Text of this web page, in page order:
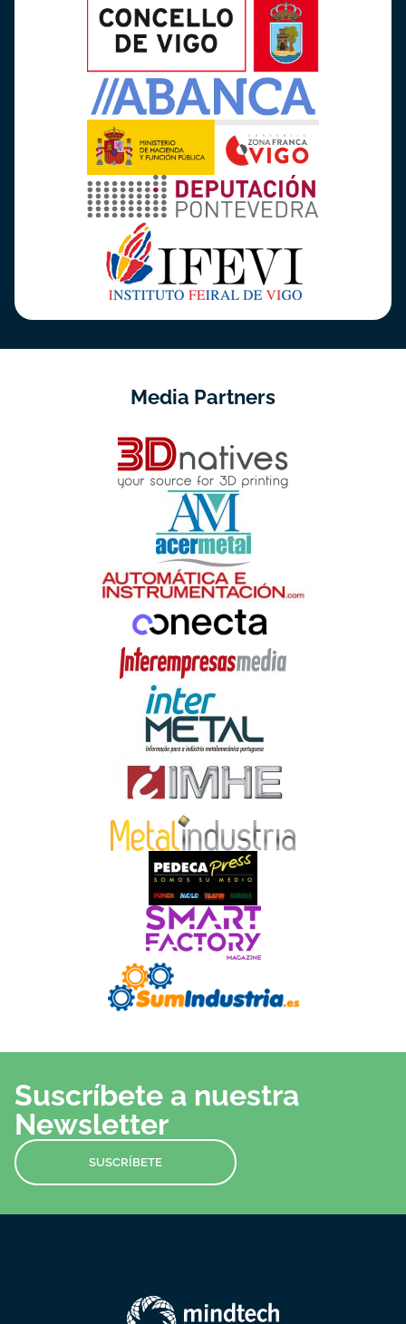
Media Partners
Suscríbete a nuestra
Newsletter
SUSCRÍBETE